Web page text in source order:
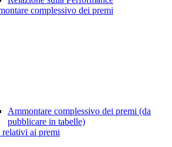
complessivo dei premi
Ammontare complessivo dei premi (da
pubblicare in tabelle)
ai premi